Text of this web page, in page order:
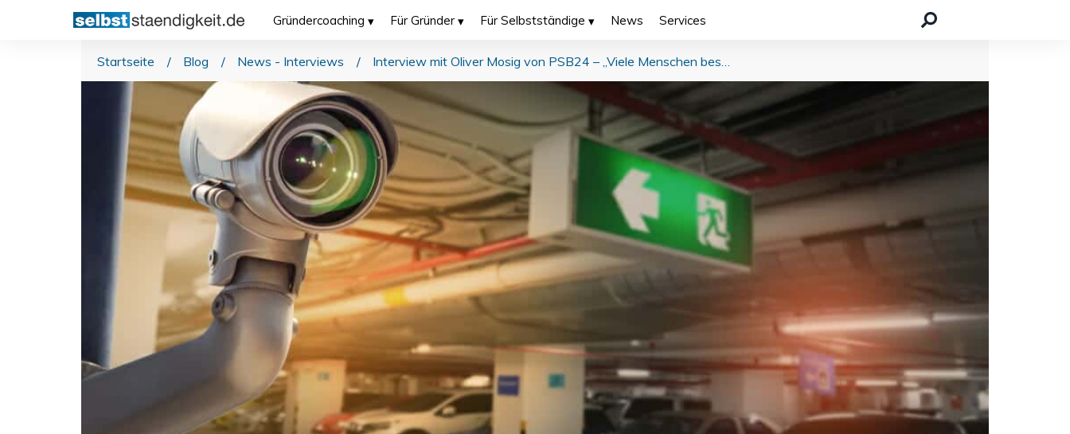
Gründercoaching Für Gründer Für Selbstständige News Services
Startseite / Blog / News - Interviews / Interview mit Oliver Mosig von PSB24 – „Viele Menschen beschäftigen sich zu spät mit dem Thema Sicherheitstechnik“